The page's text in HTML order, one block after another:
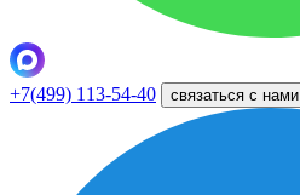
+7(499) 113-54-40 связаться с нами